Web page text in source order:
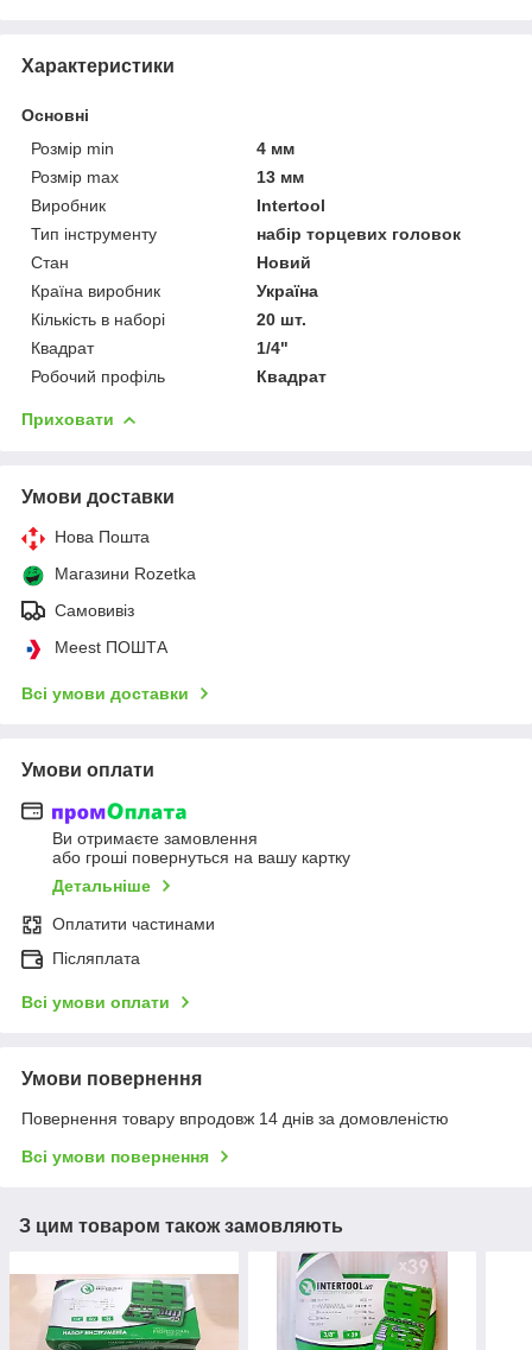
Характеристики
Основні
Розмір min
4 мм
Розмір max
13 мм
Виробник
Intertool
Тип інструменту
набір торцевих головок
Стан
Новий
Країна виробник
Україна
Кількість в наборі
20 шт.
Квадрат
1/4"
Робочий профіль
Квадрат
Приховати
Умови доставки
Нова Пошта
Магазини Rozetka
Самовивіз
Meest ПОШТА
Всі умови доставки
Умови оплати
Ви отримаєте замовлення
або гроші повернуться на вашу картку
Детальніше
Оплатити частинами
Післяплата
Всі умови оплати
Умови повернення
Повернення товару впродовж 14 днів за домовленістю
Всі умови повернення
З цим товаром також замовляють